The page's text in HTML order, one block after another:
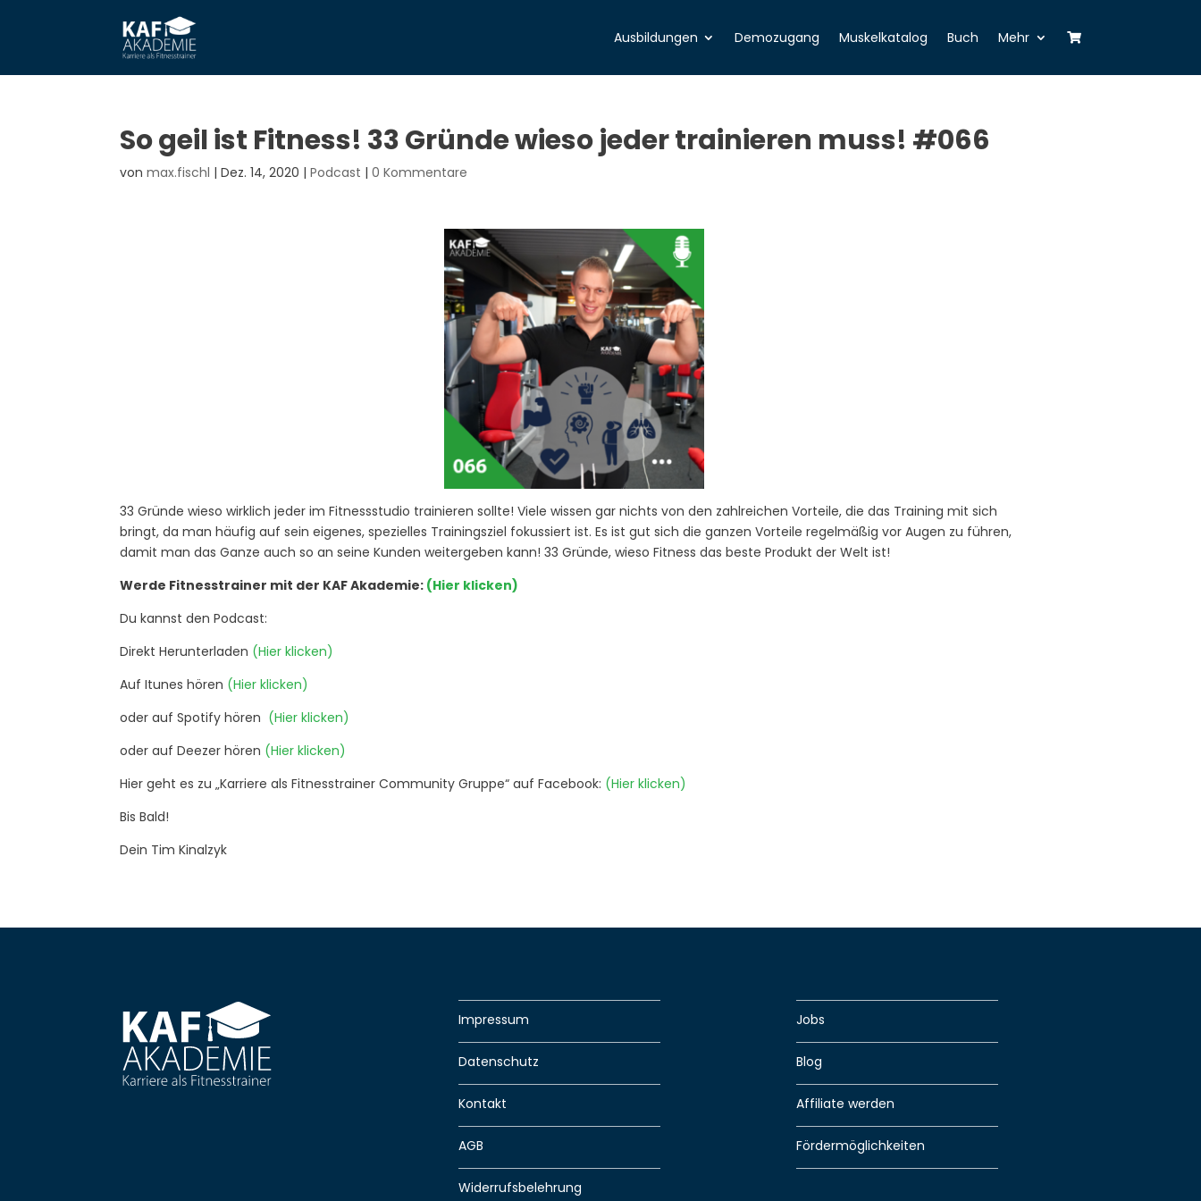
Ausbildungen Demozugang Muskelkatalog Buch Mehr
So geil ist Fitness! 33 Gründe wieso jeder trainieren muss! #066
vonmax.fischl |Dez. 14, 2020 |Podcast |0 Kommentare
33 Gründe wieso wirklich jeder im Fitnessstudio trainieren sollte! Viele wissen gar nichts von den zahlreichen Vorteile, die das Training mit sich
bringt, da man häufig auf sein eigenes, spezielles Trainingsziel fokussiert ist. Es ist gut sich die ganzen Vorteile regelmäßig vor Augen zu führen,
damit man das Ganze auch so an seine Kunden weitergeben kann! 33 Gründe, wieso Fitness das beste Produkt der Welt ist!
Werde Fitnesstrainer mit der KAF Akademie: (Hier klicken)
Du kannst den Podcast:
Direkt Herunterladen (Hier klicken)
Auf Itunes hören (Hier klicken)
oder auf Spotify hören (Hier klicken)
oder auf Deezer hören (Hier klicken)
Hier geht es zu „Karriere als Fitnesstrainer Community Gruppe“ auf Facebook: (Hier klicken)
Bis Bald!
Dein Tim Kinalzyk
Impressum
Datenschutz
Kontakt
AGB
Widerrufsbelehrung
Jobs
Blog
Affiliate werden
Fördermöglichkeiten